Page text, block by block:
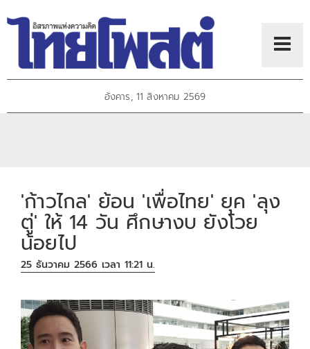
อังคาร, 11 สิงหาคม 2569
'ก้าวไกล' ย้อน 'เพื่อไทย' ยุค 'ลุง
ตู่' ให้ 14 วัน ศึกษางบ ยังโวย
น้อยไป
25 ธันวาคม 2566 เวลา 11:21 น.